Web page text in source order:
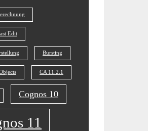
Edit
Bursting
CA 11.2.1
Cognos 10
11